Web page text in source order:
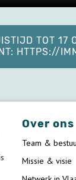
TOT 17
HTTPS://
Over ons
Team &
Missie & visie